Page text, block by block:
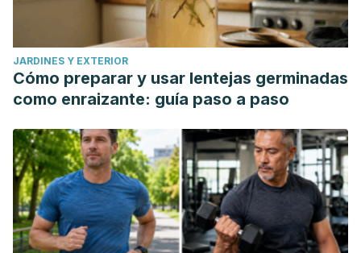
JARDINES Y EXTERIOR
Cómo preparar y usar lentejas germinadas
como enraizante: guía paso a paso